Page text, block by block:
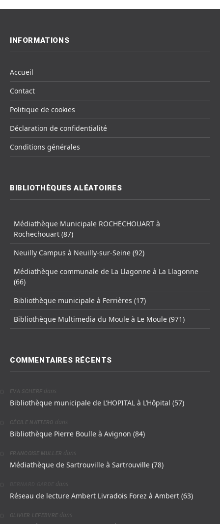
INFORMATIONS
Accueil
Contact
Politique de cookies
Déclaration de confidentialité
Conditions générales
BIBLIOTHÈQUES ALÉATOIRES
Médiathèque Municipale ROCHECHOUART à
Rochechouart (87)
Neuilly Campus à Neuilly-sur-Seine (92)
Médiathèque communale de La Llagonne à La Llagonne
(66)
Bibliothèque municipale à Ferrières (17)
Bibliothèque Multimedia du Moule à Le Moule (971)
COMMENTAIRES RÉCENTS
EVA SCHERF dans
Bibliothèque municipale de L’HOPITAL à L’Hôpital (57)
CÉCILE NATTERO dans
Bibliothèque Pierre Boulle à Avignon (84)
FRANCOISE MULLER dans
Médiathèque de Sartrouville à Sartrouville (78)
dans
Réseau de lecture Ambert Livradois Forez à Ambert (63)
OLIVIER LEFEBVRE dans